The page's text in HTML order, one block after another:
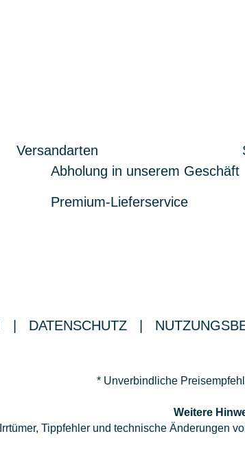
Versandarten
Abholung in unserem Geschäft
Premium-Lieferservice
DATENSCHUTZ
* Unverbindliche
Weitere
Irrtümer, Tippfehler und technische Änderungen